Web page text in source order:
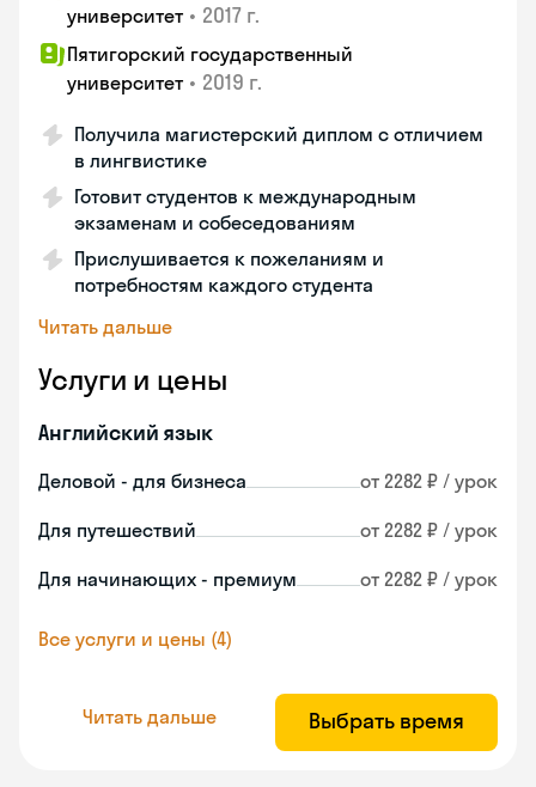
университет • 2017 г.
Пятигорский государственный
университет • 2019 г.
Получила магистерский диплом с отличием
в лингвистике
Готовит студентов к международным
экзаменам и собеседованиям
Прислушивается к пожеланиям и
потребностям каждого студента
Читать дальше
Услуги и цены
Английский язык
Деловой - для бизнеса от 2282 ₽ / урок
Для путешествий от 2282 ₽ / урок
Для начинающих - премиум от 2282 ₽ / урок
Все услуги и цены (4)
Читать дальше Выбрать время